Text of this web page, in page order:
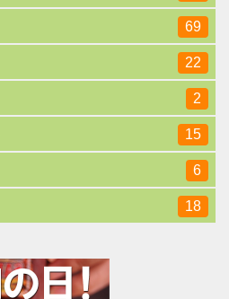
69
22
2
15
6
18